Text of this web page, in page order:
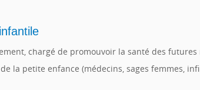
chargé de promouvoir la santé des
la petite enfance (médecins, sages femmes,